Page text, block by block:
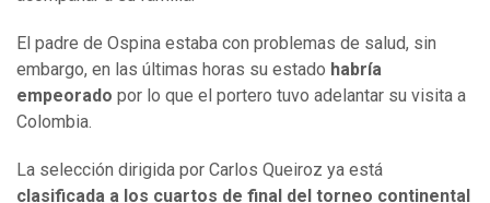
El padre de Ospina estaba con problemas de salud, sin
embargo, en las últimas horas su estado habría
empeorado por lo que el portero tuvo adelantar su visita a
Colombia.
La selección dirigida por Carlos Queiroz ya está
clasificada a los cuartos de final del torneo continental